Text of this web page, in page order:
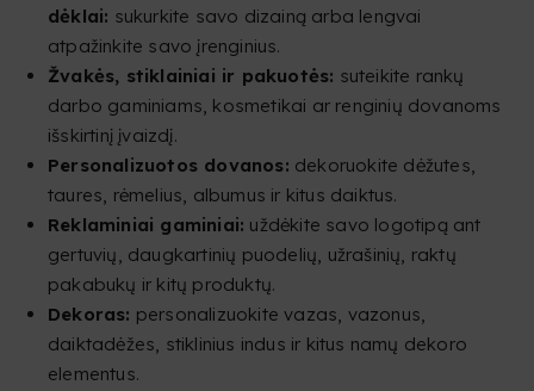
dėklai: sukurkite savo dizainą arba lengvai
atpažinkite savo įrenginius.
Žvakės, stiklainiai ir pakuotės: suteikite rankų
darbo gaminiams, kosmetikai ar renginių dovanoms
išskirtinį įvaizdį.
Personalizuotos dovanos: dekoruokite dėžutes,
taures, rėmelius, albumus ir kitus daiktus.
Reklaminiai gaminiai: uždėkite savo logotipą ant
gertuvių, daugkartinių puodelių, užrašinių, raktų
pakabukų ir kitų produktų.
Dekoras: personalizuokite vazas, vazonus,
daiktadėžes, stiklinius indus ir kitus namų dekoro
elementus.